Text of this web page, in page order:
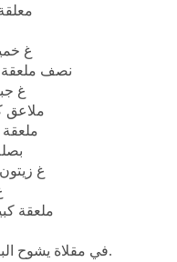
-
- نصف
- 30
- 2
- 1
- 1
- غ
- في مقلاة يشوح البصل مع ملعقة زيت الزيتون.